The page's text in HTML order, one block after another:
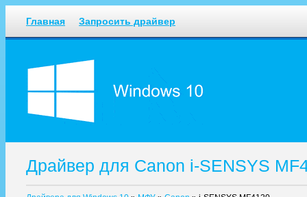
Главная Запросить драйвер
Драйвер для Canon i-SENSYS